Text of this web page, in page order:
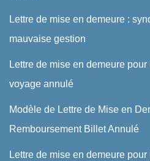
Lettre de mise en demeure :
mauvaise gestion
Lettre de mise en demeure pour
voyage annulé
Modèle de Lettre de Mise en
Remboursement Billet Annulé
Lettre de mise en demeure pour